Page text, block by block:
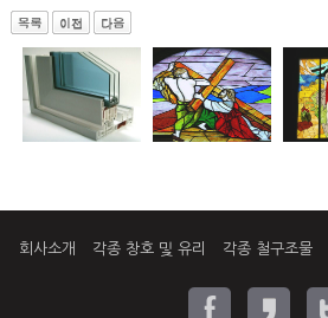
회사소개 각종 창호 및 유리 각종 철구조물